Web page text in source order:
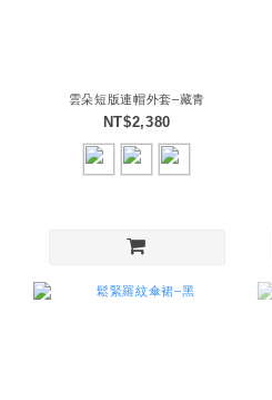
雲朵短版連帽外套–藏青
NT$2,380